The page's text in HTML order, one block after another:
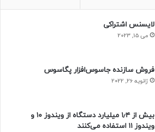
لایسنس اشتراکی
می 15, 2023
فروش سازنده جاسوس‌افزار پگاسوس
ژانویه 26, 2022
بیش از ۱٫۴ میلیارد دستگاه از ویندوز ۱۰ و
ویندوز ۱۱ استفاده می‌کنند